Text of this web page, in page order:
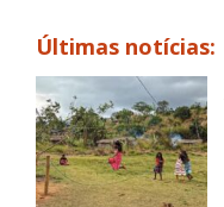
Últimas notícias: